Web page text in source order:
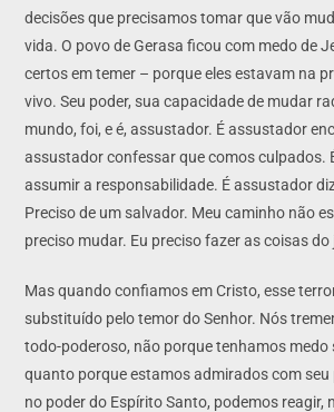
decisões que precisamos tomar que vão
vida. O povo de Gerasa ficou com medo de
certos em temer – porque eles estavam na
vivo. Seu poder, sua capacidade de mudar
mundo, foi, e é, assustador. É assustador
assustador confessar que comos culpados.
assumir a responsabilidade. É assustador
Preciso de um salvador. Meu caminho não
preciso mudar. Eu preciso fazer as coisas do
Mas quando confiamos em Cristo, esse
substituído pelo temor do Senhor. Nós
todo-poderoso, não porque tenhamos medo
quanto porque estamos admirados com seu
no poder do Espírito Santo, podemos reagir,